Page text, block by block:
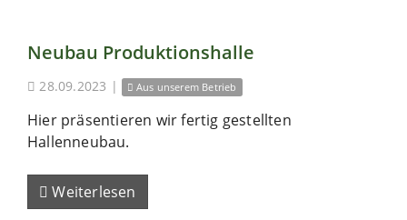
Neubau Produktionshalle
28.09.2023 | Aus unserem Betrieb
Hier präsentieren wir fertig gestellten
Hallenneubau.
Weiterlesen